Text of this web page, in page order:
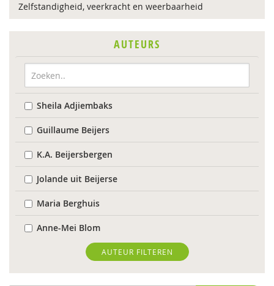
Zelfstandigheid, veerkracht en weerbaarheid
AUTEURS
Sheila Adjiembaks
Guillaume Beijers
K.A. Beijersbergen
Jolande uit Beijerse
Maria Berghuis
Anne-Mei Blom
Maaike Bolhuis
Sanne Boschman
AUTEUR FILTEREN